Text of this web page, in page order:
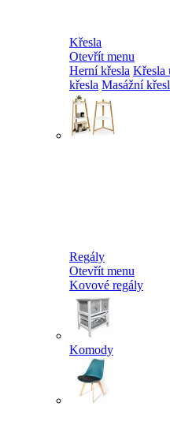
Křesla
Otevřít menu
Herní křesla Křesla
křesla Masážní
Regály
Otevřít menu
Kovové regály
Komody